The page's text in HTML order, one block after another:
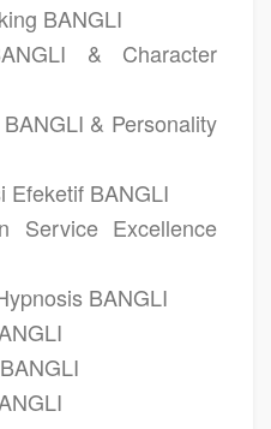
BANGLI
& Character
BANGLI & Personality
Efeketif BANGLI
Service Excellence
BANGLI